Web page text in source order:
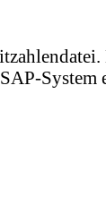
System